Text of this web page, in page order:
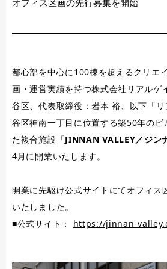
都心部を中心に100棟を超えるクリエ
画・運営実績を持つ株式会社リアルゲ
谷区、代表取締役：岩本 裕、以下「
谷区神南一丁目に位置する築50年のビ
た複合施設「JINNAN VALLEY／ジン
4月に開業いたします。
開業に先駆け公式サイトにてオフィス
いたしました。
■公式サイト： https://jinnan-